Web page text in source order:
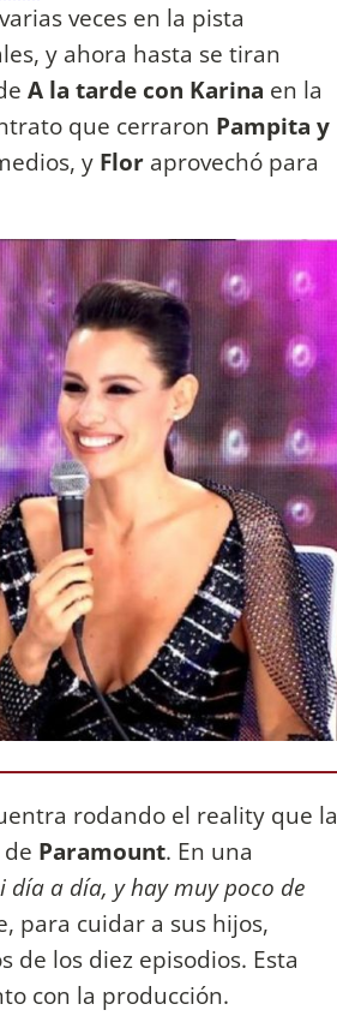
veces en la pista
y ahora hasta se tiran
A la tarde con Karina en la
que cerraron Pampita y
y Flor aprovechó para
rodando el reality que la
Paramount. En una
día a día, y hay muy poco de
para cuidar a sus hijos,
de los diez episodios. Esta
con la producción.